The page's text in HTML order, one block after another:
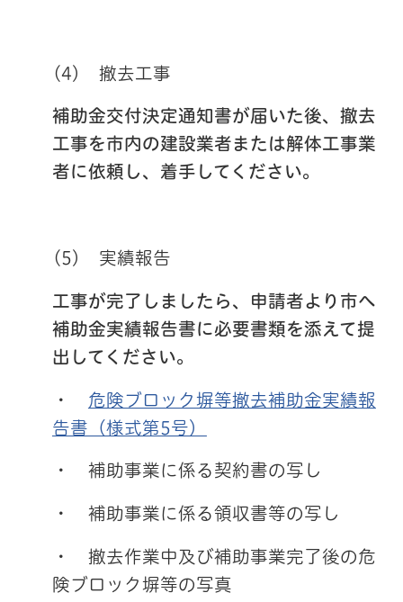
(4) 撤去工事
補助金交付決定通知書が届いた後、撤去
工事を市内の建設業者または解体工事業
者に依頼し、着手してください。
(5) 実績報告
工事が完了しましたら、申請者より市へ
補助金実績報告書に必要書類を添えて提
出してください。
・ 危険ブロック塀等撤去補助金実績報
告書（様式第5号）
・ 補助事業に係る契約書の写し
・ 補助事業に係る領収書等の写し
・ 撤去作業中及び補助事業完了後の危
険ブロック塀等の写真